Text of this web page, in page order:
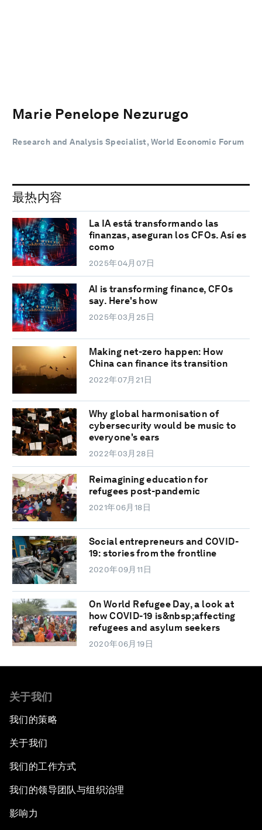
Marie Penelope Nezurugo
Research and Analysis Specialist, World Economic Forum
最热内容
La IA está transformando las
finanzas, aseguran los CFOs. Así es
como
2025年04月07日
AI is transforming finance, CFOs
say. Here's how
2025年03月25日
Making net-zero happen: How
China can finance its transition
2022年07月21日
Why global harmonisation of
cybersecurity would be music to
everyone's ears
2022年03月28日
Reimagining education for
refugees post-pandemic
2021年06月18日
Social entrepreneurs and COVID-
19: stories from the frontline
2020年09月11日
On World Refugee Day, a look at
how COVID-19 is&nbsp;affecting
refugees and asylum seekers
2020年06月19日
关于我们
我们的策略
关于我们
我们的工作方式
我们的领导团队与组织治理
影响力